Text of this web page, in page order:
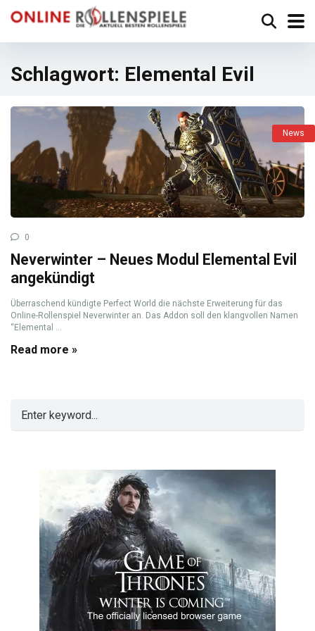
Schlagwort: Elemental Evil
News
0
Neverwinter – Neues Modul Elemental Evil
angekündigt
Überraschend kündigte Perfect World die nächste Erweiterung für das
Online-Rollenspiel Neverwinter an. Das Addon soll den klangvollen Namen
“Elemental ...
Read more »